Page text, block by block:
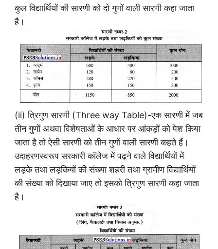
कुल विद्यार्थियों की सारणी को दो गुणों वाली सारणी कहा जाता
है।
(ii) त्रिगुण सारणी (Three way Table)-एक सारणी में जब
तीन गुणों अथवा विशेषताओं के आधार पर आंकड़ों को पेश किया
जाता है तो ऐसी सारणी को तीन गुणों वाली सारणी कहते हैं।
उदाहरणस्वरूप सरकारी कॉलेज में पढ़ने वाले विद्यार्थियों में
लड़के तथा लड़कियों की संख्या शहरी तथा ग्रामीण विद्यार्थियों
की संख्या को दिखाया जाए तो इसको त्रिगुण सारणी कहा जाता
है।